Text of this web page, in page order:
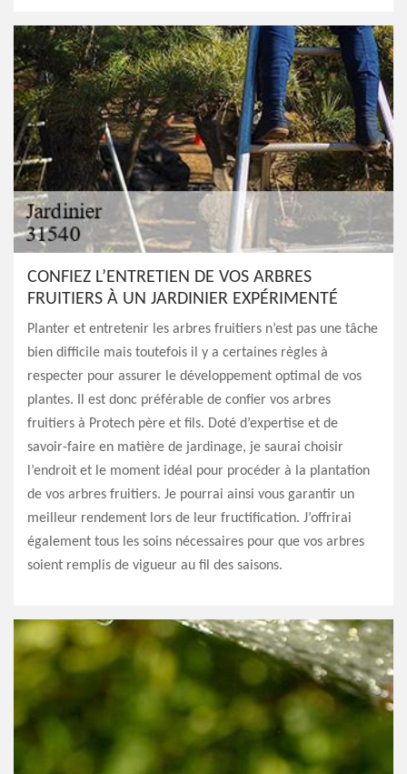
CONFIEZ L’ENTRETIEN DE VOS ARBRES
FRUITIERS À UN JARDINIER EXPÉRIMENTÉ
Planter et entretenir les arbres fruitiers n’est pas une tâche
bien difficile mais toutefois il y a certaines règles à
respecter pour assurer le développement optimal de vos
plantes. Il est donc préférable de confier vos arbres
fruitiers à Protech père et fils. Doté d’expertise et de
savoir-faire en matière de jardinage, je saurai choisir
l’endroit et le moment idéal pour procéder à la plantation
de vos arbres fruitiers. Je pourrai ainsi vous garantir un
meilleur rendement lors de leur fructification. J’offrirai
également tous les soins nécessaires pour que vos arbres
soient remplis de vigueur au fil des saisons.